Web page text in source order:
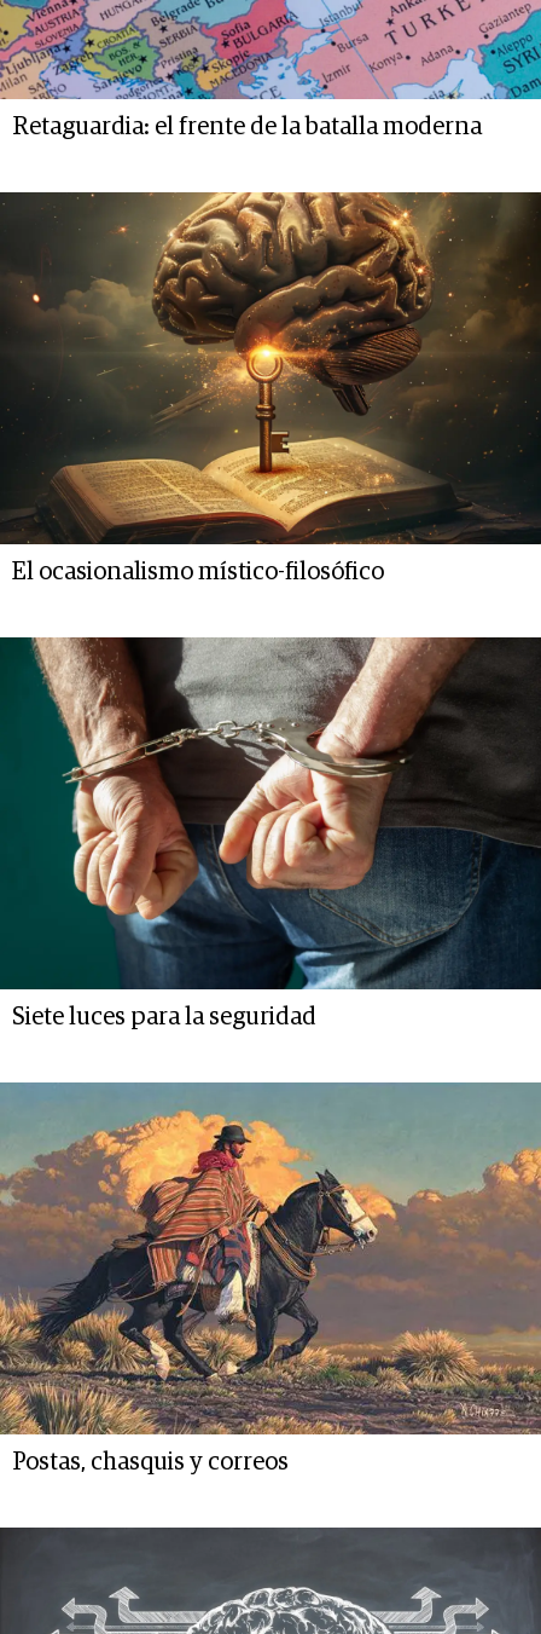
Retaguardia: el frente de la batalla moderna
El ocasionalismo místico-filosófico
Siete luces para la seguridad
Postas, chasquis y correos